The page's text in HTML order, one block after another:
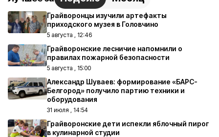
Грайворонцы изучили артефакты
приходского музея в Головчино
5 августа , 12:46
Грайворонские лесничие напомнили о
правилах пожарной безопасности
5 августа , 15:00
Александр Шуваев: формирование «БАРС-
Белгород» получило партию техники и
оборудования
31 июля , 14:54
Грайворонские дети испекли яблочный пирог
в кулинарной студии